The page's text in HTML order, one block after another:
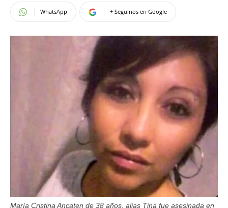
WhatsApp + Seguinos en Google
María Cristina Ancaten de 38 años, alias Tina fue asesinada en